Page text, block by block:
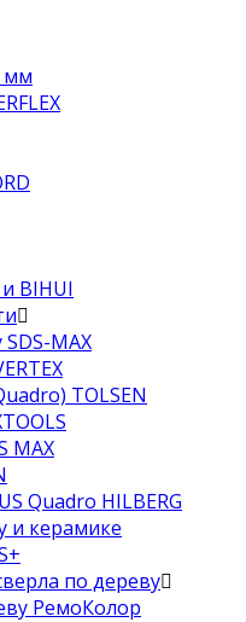
мм
BIHUI
MAX
TOLSEN
MAX
Quadro HILBERG
и керамике
по дереву
РемоКолор